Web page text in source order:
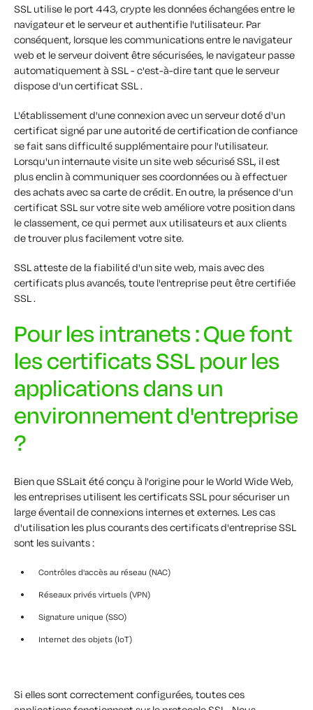
SSL utilise le port 443, crypte les données échangées entre le
navigateur et le serveur et authentifie l'utilisateur. Par
conséquent, lorsque les communications entre le navigateur
web et le serveur doivent être sécurisées, le navigateur passe
automatiquement à SSL - c'est-à-dire tant que le serveur
dispose d'un certificat SSL .
L'établissement d'une connexion avec un serveur doté d'un
certificat signé par une autorité de certification de confiance
se fait sans difficulté supplémentaire pour l'utilisateur.
Lorsqu'un internaute visite un site web sécurisé SSL, il est
plus enclin à communiquer ses coordonnées ou à effectuer
des achats avec sa carte de crédit. En outre, la présence d'un
certificat SSL sur votre site web améliore votre position dans
le classement, ce qui permet aux utilisateurs et aux clients
de trouver plus facilement votre site.
SSL atteste de la fiabilité d'un site web, mais avec des
certificats plus avancés, toute l'entreprise peut être certifiée
SSL .
Pour les intranets : Que font
les certificats SSL pour les
applications dans un
environnement d'entreprise
?
Bien que SSLait été conçu à l'origine pour le World Wide Web,
les entreprises utilisent les certificats SSL pour sécuriser un
large éventail de connexions internes et externes. Les cas
d'utilisation les plus courants des certificats d'entreprise SSL
sont les suivants :
Contrôles d'accès au réseau (NAC)
Réseaux privés virtuels (VPN)
Signature unique (SSO)
Internet des objets (IoT)
Si elles sont correctement configurées, toutes ces